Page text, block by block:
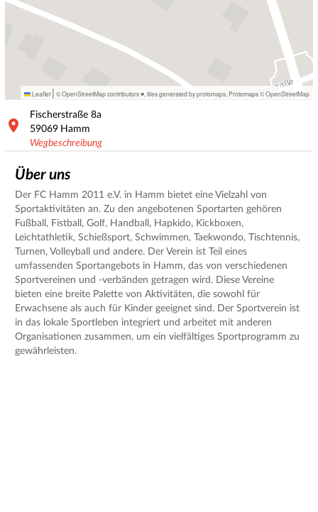
Leaflet | © OpenStreetMap contributors ♥, tiles generated by protomaps Protomaps©OpenStreetMap
Fischerstraße 8a
59069 Hamm
Wegbeschreibung
Über uns
Der FC Hamm 2011 e.V. in Hamm bietet eine Vielzahl von
Sportaktivitäten an. Zu den angebotenen Sportarten gehören
Fußball, Fistball, Golf, Handball, Hapkido, Kickboxen,
Leichtathletik, Schießsport, Schwimmen, Taekwondo, Tischtennis,
Turnen, Volleyball und andere. Der Verein ist Teil eines
umfassenden Sportangebots in Hamm, das von verschiedenen
Sportvereinen und -verbänden getragen wird. Diese Vereine
bieten eine breite Palette von Aktivitäten, die sowohl für
Erwachsene als auch für Kinder geeignet sind. Der Sportverein ist
in das lokale Sportleben integriert und arbeitet mit anderen
Organisationen zusammen, um ein vielfältiges Sportprogramm zu
gewährleisten.